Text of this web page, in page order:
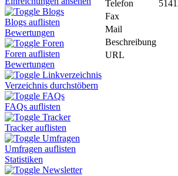
Blogs
Blogs auflisten
Bewertungen
Foren
Foren auflisten
Bewertungen
Linkverzeichnis
Verzeichnis durchstöbern
FAQs
FAQs auflisten
Tracker
Tracker auflisten
Umfragen
Umfragen auflisten
Statistiken
Newsletter
Telefon
Fax
Mail
Beschreibung
URL